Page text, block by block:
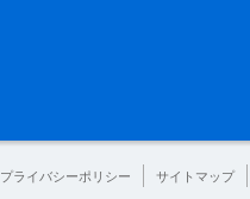
プライバシーポリシー サイトマップ